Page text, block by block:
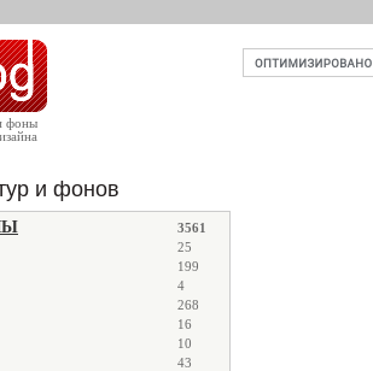
фоны
и фонов
3561
25
199
4
268
16
10
43